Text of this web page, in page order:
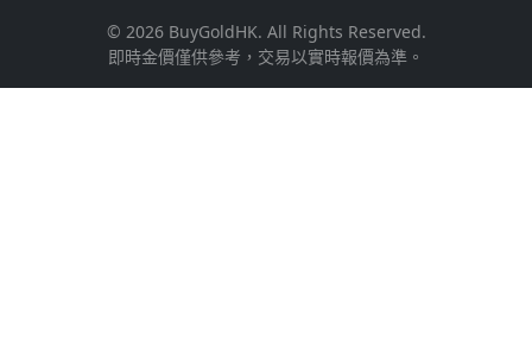
© 2026 BuyGoldHK. All Rights Reserved.
即時金價僅供參考，交易以實時報價為準。